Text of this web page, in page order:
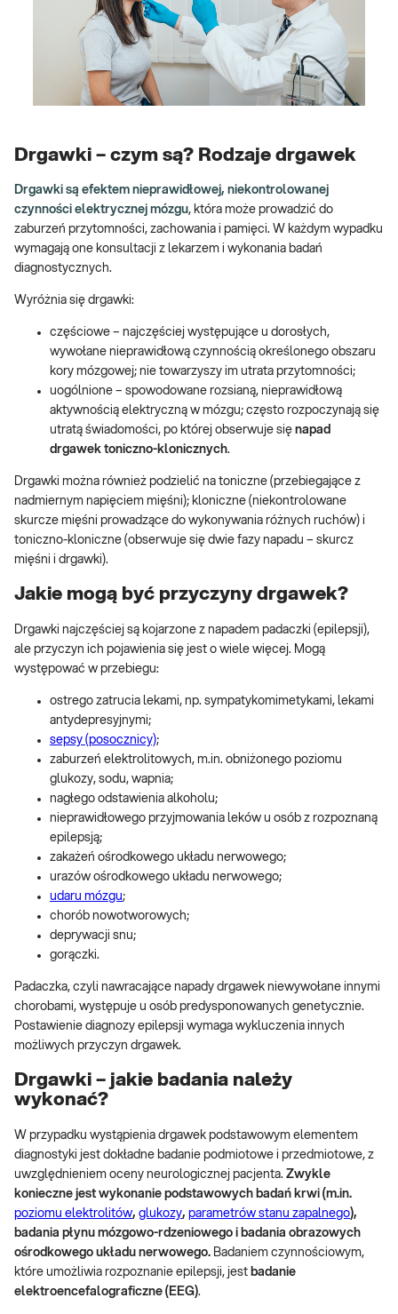
Drgawki – czym są? Rodzaje drgawek
Drgawki są efektem nieprawidłowej, niekontrolowanej
czynności elektrycznej mózgu, która może prowadzić do
zaburzeń przytomności, zachowania i pamięci. W każdym wypadku
wymagają one konsultacji z lekarzem i wykonania badań
diagnostycznych.
Wyróżnia się drgawki:
częściowe – najczęściej występujące u dorosłych,
wywołane nieprawidłową czynnością określonego obszaru
kory mózgowej; nie towarzyszy im utrata przytomności;
uogólnione – spowodowane rozsianą, nieprawidłową
aktywnością elektryczną w mózgu; często rozpoczynają się
utratą świadomości, po której obserwuje się napad
drgawek toniczno-klonicznych.
Drgawki można również podzielić na toniczne (przebiegające z
nadmiernym napięciem mięśni); kloniczne (niekontrolowane
skurcze mięśni prowadzące do wykonywania różnych ruchów) i
toniczno-kloniczne (obserwuje się dwie fazy napadu – skurcz
mięśni i drgawki).
Jakie mogą być przyczyny drgawek?
Drgawki najczęściej są kojarzone z napadem padaczki (epilepsji),
ale przyczyn ich pojawienia się jest o wiele więcej. Mogą
występować w przebiegu:
ostrego zatrucia lekami, np. sympatykomimetykami, lekami
antydepresyjnymi;
sepsy (posocznicy);
zaburzeń elektrolitowych, m.in. obniżonego poziomu
glukozy, sodu, wapnia;
nagłego odstawienia alkoholu;
nieprawidłowego przyjmowania leków u osób z rozpoznaną
epilepsją;
zakażeń ośrodkowego układu nerwowego;
urazów ośrodkowego układu nerwowego;
udaru mózgu;
chorób nowotworowych;
deprywacji snu;
gorączki.
Padaczka, czyli nawracające napady drgawek niewywołane innymi
chorobami, występuje u osób predysponowanych genetycznie.
Postawienie diagnozy epilepsji wymaga wykluczenia innych
możliwych przyczyn drgawek.
Drgawki – jakie badania należy
wykonać?
W przypadku wystąpienia drgawek podstawowym elementem
diagnostyki jest dokładne badanie podmiotowe i przedmiotowe, z
uwzględnieniem oceny neurologicznej pacjenta. Zwykle
konieczne jest wykonanie podstawowych badań krwi (m.in.
poziomu elektrolitów, glukozy, parametrów stanu zapalnego),
badania płynu mózgowo-rdzeniowego i badania obrazowych
ośrodkowego układu nerwowego. Badaniem czynnościowym,
które umożliwia rozpoznanie epilepsji, jest badanie
elektroencefalograficzne (EEG).